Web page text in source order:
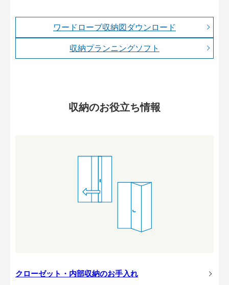
ワードローブ収納図ダウンロード
収納プランニングソフト
収納のお役立ち情報
クローゼット・内部収納のお手入れ